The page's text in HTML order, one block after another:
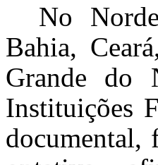
No
Bahia,
Grande do
Instituições
documental,